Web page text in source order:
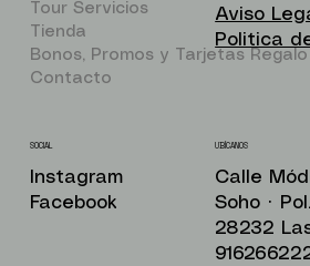
Tour Servicios
Tienda
Bonos, Promos y Tarjetas Regalo
Contacto
Politica
Aviso
SOCIAL
Instagram
Facebook
UBÍCANOS
Calle
Soho ·
28232